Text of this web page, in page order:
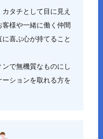
タチとして目に見え
様や一緒に働く仲間
喜ぶ心が持てること
で無機質なものにし
ションを取れる方を